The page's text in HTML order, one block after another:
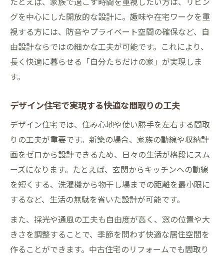
グを中心にした開放的な設計に。趣味や在宅ワークを重
視する方には、防音やプライベート空間の確保など、自
由設計ならではの細かな工夫が可能です。これにより、
長く快適に暮らせる「自分たちだけの家」が実現しま
す。
デザイン住宅で実現する快適な間取りの工夫
デザイン住宅では、住み心地や使い勝手を左右する間取
りの工夫が重要です。新築の場合、家族の動線や収納計
画をゼロから設計できるため、日々の生活が格段にスム
ーズになります。たとえば、玄関からキッチンへの動線
を短くする、洗濯機から物干し場までの距離を最小限に
するなど、生活の無駄を省いた設計が可能です。
また、採光や通風の工夫も自由度が高く、窓の位置や大
きさを調整することで、季節を問わず快適な居住空間を
作ることができます。中古住宅のリフォームでも間取り